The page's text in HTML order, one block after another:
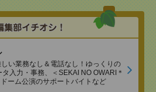
しい業務なし＆電話なし！ゆっくりの
入力・事務、＜SEKAI NO OWARI＊
ーム公演のサポートバイトなど